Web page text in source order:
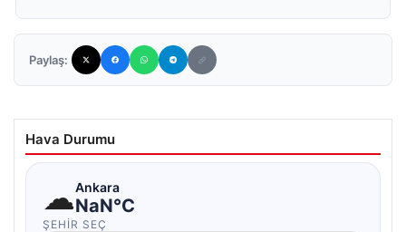
Paylaş:
Hava Durumu
☁Ankara
NaN°C
ŞEHIR SEÇ